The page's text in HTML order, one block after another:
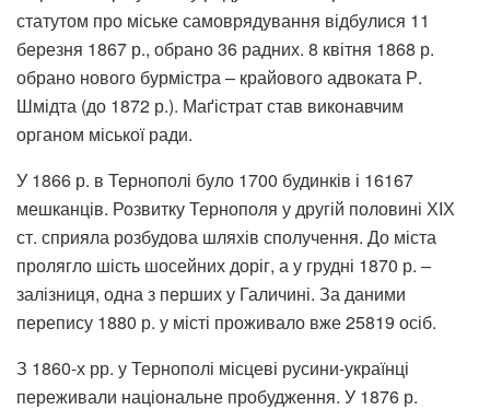
статутом про міське самоврядування відбулися 11
березня 1867 р., обрано 36 радних. 8 квітня 1868 р.
обрано нового бурмістра – крайового адвоката Р.
Шмідта (до 1872 р.). Маґістрат став виконавчим
органом міської ради.
У 1866 р. в Тернополі було 1700 будинків і 16167
мешканців. Розвитку Тернополя у другій половині ХІХ
ст. сприяла розбудова шляхів сполучення. До міста
пролягло шість шосейних доріг, а у грудні 1870 р. –
залізниця, одна з перших у Галичині. За даними
перепису 1880 р. у місті проживало вже 25819 осіб.
З 1860-х рр. у Тернополі місцеві русини-українці
переживали національне пробудження. У 1876 р.